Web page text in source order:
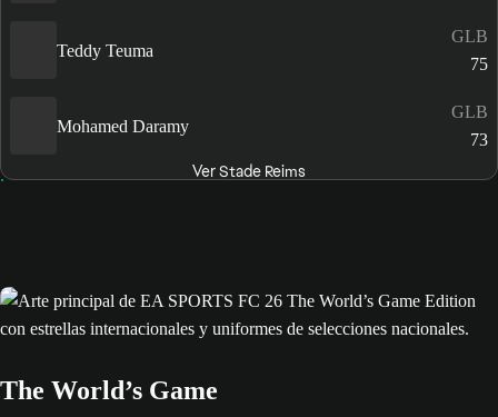
Teddy Teuma
GLB
75
Mohamed Daramy
GLB
73
Ver Stade Reims
The World’s Game